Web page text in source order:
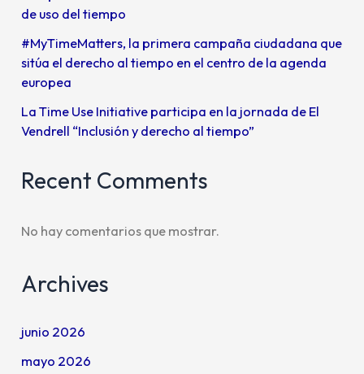
de uso del tiempo
#MyTimeMatters, la primera campaña ciudadana que
sitúa el derecho al tiempo en el centro de la agenda
europea
La Time Use Initiative participa en la jornada de El
Vendrell “Inclusión y derecho al tiempo”
Recent Comments
No hay comentarios que mostrar.
Archives
junio 2026
mayo 2026